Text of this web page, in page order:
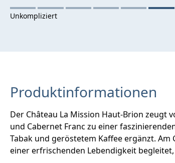
Produktinformationen
Der Château La Mission Haut-Brion zeugt
und Cabernet Franc zu einer
Tabak und geröstetem Kaffee ergänzt.
einer erfrischenden Lebendigkeit